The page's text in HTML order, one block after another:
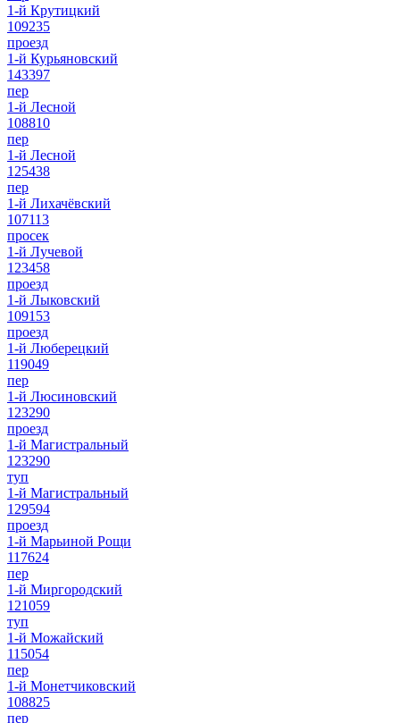
1-й Крутицкий
109235
проезд
1-й Курьяновский
143397
пер
1-й Лесной
108810
пер
1-й Лесной
125438
пер
1-й Лихачёвский
107113
просек
1-й Лучевой
123458
проезд
1-й Лыковский
109153
проезд
1-й Люберецкий
119049
пер
1-й Люсиновский
123290
проезд
1-й Магистральный
123290
туп
1-й Магистральный
129594
проезд
1-й Марьиной Рощи
117624
пер
1-й Миргородский
121059
туп
1-й Можайский
115054
пер
1-й Монетчиковский
108825
пер